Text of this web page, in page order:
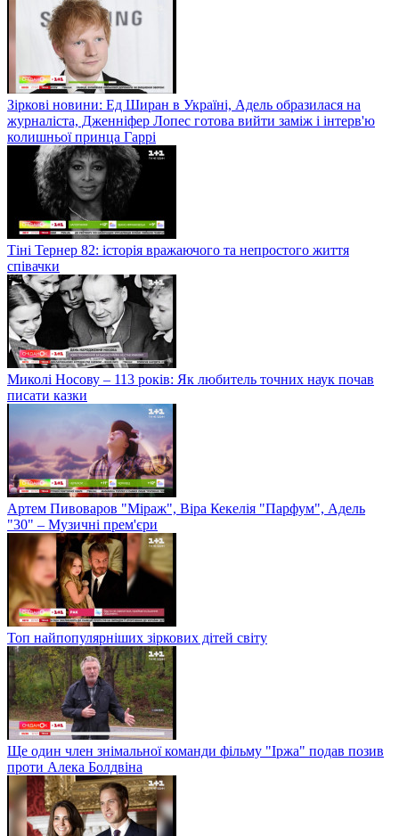
Зіркові новини: Ед Ширан в Україні, Адель образилася на
журналіста, Дженніфер Лопес готова вийти заміж і інтерв'ю
колишньої принца Гаррі
Тіні Тернер 82: історія вражаючого та непростого життя
співачки
Миколі Носову – 113 років: Як любитель точних наук почав
писати казки
Артем Пивоваров "Міраж", Віра Кекелія "Парфум", Адель
"30" – Музичні прем'єри
Топ найпопулярніших зіркових дітей світу
Ще один член знімальної команди фільму "Іржа" подав позив
проти Алека Болдвіна